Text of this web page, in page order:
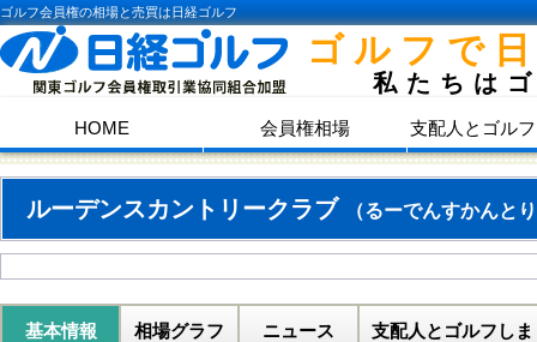
ゴルフ会員権の相場と売買は日経ゴルフ
ゴルフで
私たちは
HOME 会員権相場 支配人とゴル
ルーデンスカントリークラブ （るーでんすかんと
基本情報 相場グラフ ニュース 支配人とゴルフしま